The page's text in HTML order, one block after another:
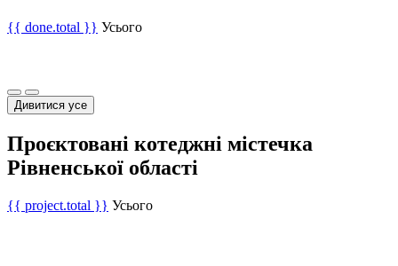
{{ done.total }} Усього
Дивитися усе
Проєктовані котеджні містечка
Рівненської області
{{ project.total }} Усього